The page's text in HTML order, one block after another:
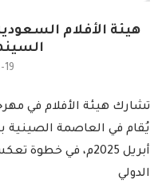
هيئة الأفلام
19
تشارك هيئة الأفلام في
أبريل 2025م، في
الدولي